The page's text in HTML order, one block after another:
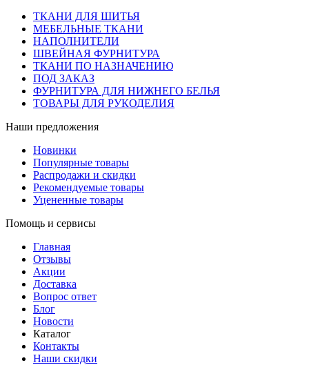
ТКАНИ ДЛЯ ШИТЬЯ
МЕБЕЛЬНЫЕ ТКАНИ
НАПОЛНИТЕЛИ
ШВЕЙНАЯ ФУРНИТУРА
ТКАНИ ПО НАЗНАЧЕНИЮ
ПОД ЗАКАЗ
ФУРНИТУРА ДЛЯ НИЖНЕГО БЕЛЬЯ
ТОВАРЫ ДЛЯ РУКОДЕЛИЯ
Наши предложения
Новинки
Популярные товары
Распродажи и скидки
Рекомендуемые товары
Уцененные товары
Помощь и сервисы
Главная
Отзывы
Акции
Доставка
Вопрос ответ
Блог
Новости
Каталог
Контакты
Наши скидки